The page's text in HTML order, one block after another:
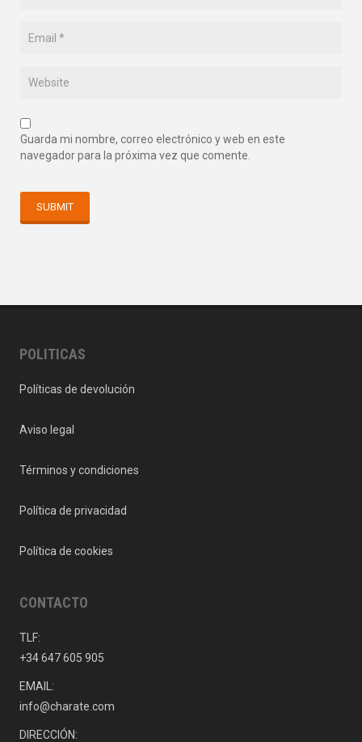
Guarda mi nombre, correo electrónico y web en este
navegador para la próxima vez que comente.
POLITICAS
Políticas de devolución
Aviso legal
Términos y condiciones
Política de privacidad
Política de cookies
CONTACTO
TLF:
+34 647 605 905
EMAIL:
info@charate.com
DIRECCIÓN: